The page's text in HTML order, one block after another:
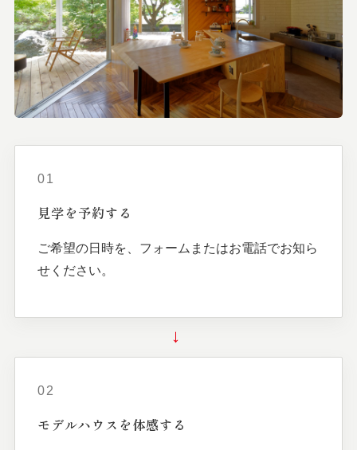
01
見学を予約する
ご希望の日時を、フォームまたはお電話でお知ら
せください。
→
02
モデルハウスを体感する